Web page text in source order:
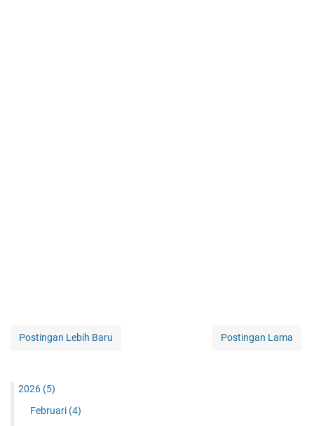
Postingan Lebih Baru Postingan Lama
2026 (5)
Februari (4)